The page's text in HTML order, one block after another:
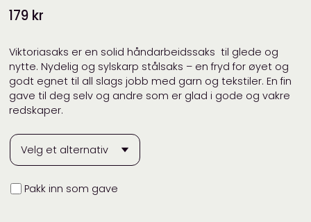
179 kr
Viktoriasaks er en solid håndarbeidssaks til glede og
nytte. Nydelig og sylskarp stålsaks – en fryd for øyet og
godt egnet til all slags jobb med garn og tekstiler. En fin
gave til deg selv og andre som er glad i gode og vakre
redskaper.
Innpakning
Pakk inn som gave